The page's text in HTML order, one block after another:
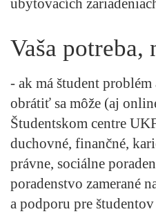
Vaša potreba,
- ak má študent
obrátiť sa môže (aj
Študentskom centre
duchovné, finančné,
právne, sociálne
poradenstvo zamerané
a podporu pre